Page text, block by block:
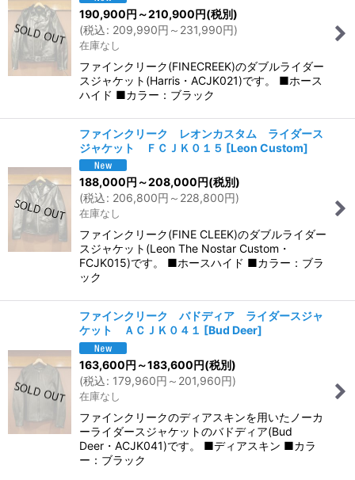
190,900円 ～210,900円(税別)
(税込: 209,990円 ～231,990円)
在庫なし
ファインクリーク(FINECREEK)のダブルライダー
スジャケット(Harris・ACJK021)です。 ■ホース
ハイド ■カラー：ブラック
ファインクリーク レオンカスタム ライダース
ジャケット ＦＣＪＫ０１５ [Leon Custom]
188,000円 ～208,000円(税別)
(税込: 206,800円 ～228,800円)
在庫なし
ファインクリーク(FINE CLEEK)のダブルライダー
スジャケット(Leon The Nostar Custom・
FCJK015)です。 ■ホースハイド ■カラー：ブラ
ック
ファインクリーク バドディア ライダースジャ
ケット ＡＣＪＫ０４１ [Bud Deer]
163,600円 ～183,600円(税別)
(税込: 179,960円 ～201,960円)
在庫なし
ファインクリークのディアスキンを用いたノーカ
ーライダースジャケットのバドディア(Bud
Deer・ACJK041)です。 ■ディアスキン ■カラ
ー：ブラック